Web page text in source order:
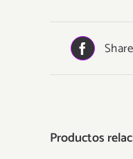
Productos